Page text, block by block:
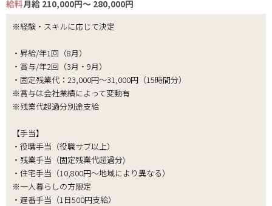
給料月給 210,000円～ 280,000円
※経験・スキルに応じて決定
・昇給/年1回（8月）
・賞与/年2回（3月・9月）
・固定残業代：23,000円～31,000円（15時間分）
※賞与は会社業績によって変動有
※残業代超過分別途支給
【手当】
・役職手当（役職サブ以上）
・残業手当（固定残業代超過分)
・住宅手当（10,800円～地域により異なる）
※一人暮らしの方限定
・遅番手当（1日500円支給）